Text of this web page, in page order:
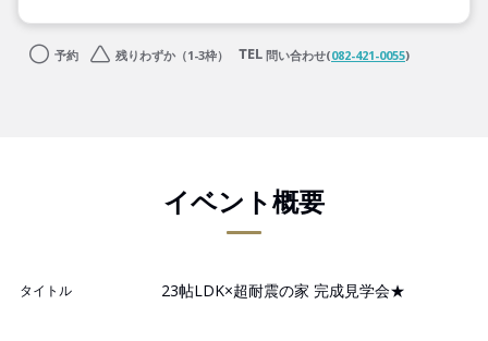
予約 残りわずか（1-3枠） 問い合わせ(082-421-0055)
イベント概要
タイトル 23帖LDK×超耐震の家 完成見学会★